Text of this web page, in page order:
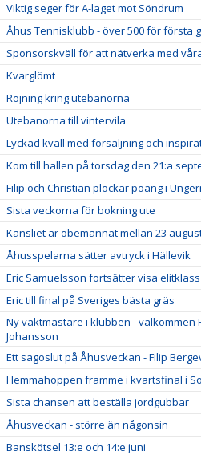
Viktig seger för A-laget mot Söndrum
Åhus Tennisklubb - över 500 för första
Sponsorskväll för att nätverka med
Kvarglömt
Röjning kring utebanorna
Utebanorna till vintervila
Lyckad kväll med försäljning och
Kom till hallen på torsdag den 21:a
Filip och Christian plockar poäng i
Sista veckorna för bokning ute
Kansliet är obemannat mellan 23
Åhusspelarna sätter avtryck i Hällevik
Eric Samuelsson fortsätter visa elitklass
Eric till final på Sveriges bästa gräs
Ny vaktmästare i klubben - välkommen
Johansson
Ett sagoslut på Åhusveckan - Filip
Hemmahoppen framme i kvartsfinal i
Sista chansen att beställa jordgubbar
Åhusveckan - större än någonsin
Banskötsel 13:e och 14:e juni